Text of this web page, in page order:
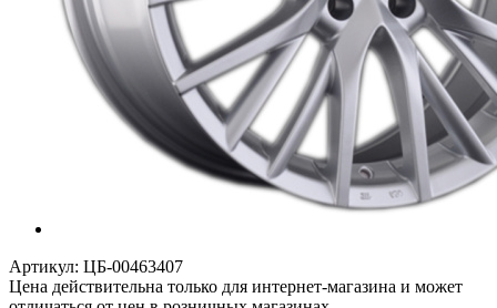
Артикул: ЦБ-00463407
Цена действительна только для интернет-магазина и может